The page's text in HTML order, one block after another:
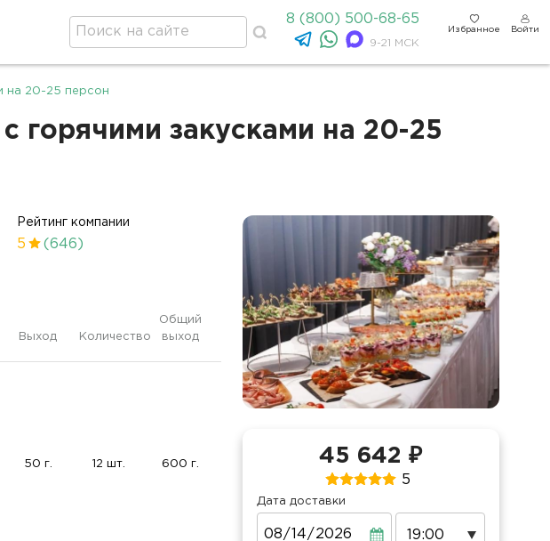
8 (800) 500-68-65
9-21 МСК
Избранное Войти
на 20-25 персон
горячими закусками на 20-25
Рейтинг компании
5 (646)
Выход Количество
Общий
выход
50 г. 12 шт. 600 г. 45 642 ₽
5
Дата доставки